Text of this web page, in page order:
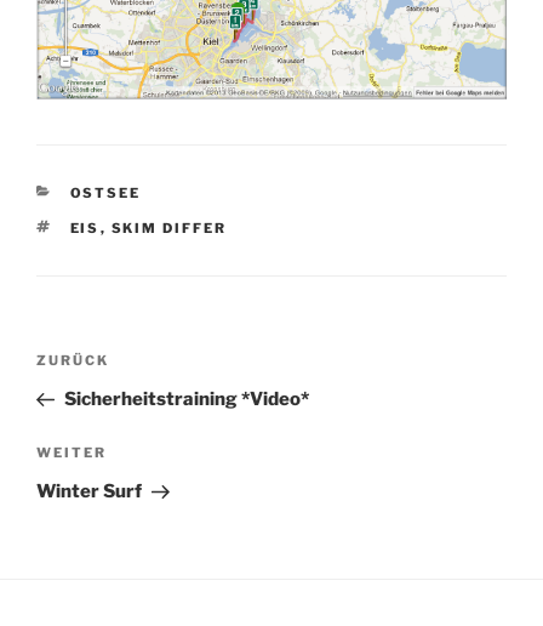
KATEGORIEN
OSTSEE
SCHLAGWÖRTER
EIS , SKIM DIFFER
Beitragsnavigation
Vorheriger
Beitrag
ZURÜCK
Sicherheitstraining *Video*
Nächster
Beitrag
WEITER
Winter Surf